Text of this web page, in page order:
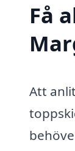
Få
Att